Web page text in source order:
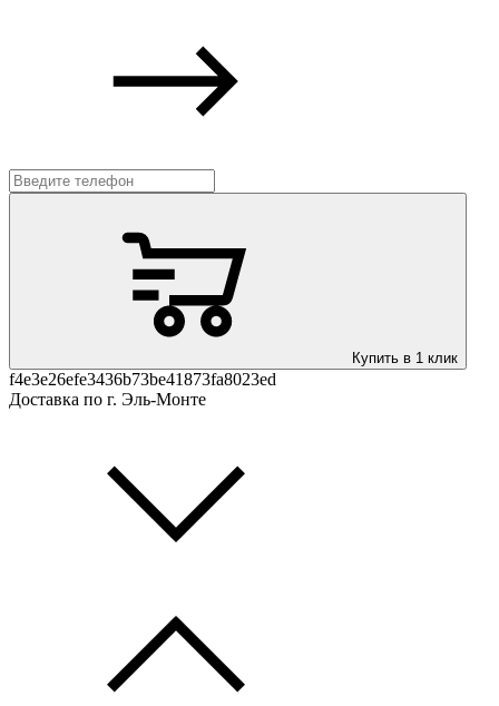
Купить в 1 клик
f4e3e26efe3436b73be41873fa8023ed
Доставка по г. Эль-Монте